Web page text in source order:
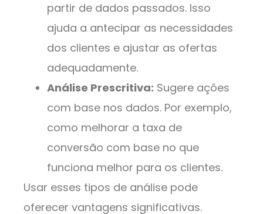
partir de dados passados. Isso
ajuda a antecipar as necessidades
dos clientes e ajustar as ofertas
adequadamente.
Análise Prescritiva: Sugere ações
com base nos dados. Por exemplo,
como melhorar a taxa de
conversão com base no que
funciona melhor para os clientes.
Usar esses tipos de análise pode
oferecer vantagens significativas.